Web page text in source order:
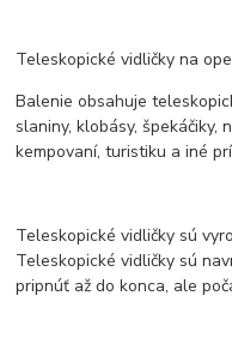
Teleskopické vidličky na
Balenie obsahuje
slaniny, klobásy, špekáčiky,
kempovaní, turistiku a iné
Teleskopické vidličky sú
Teleskopické vidličky sú
pripnúť až do konca, ale